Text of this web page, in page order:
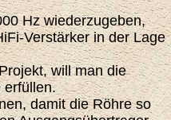
Hz wiederzugeben,
Verstärker in der Lage
will man die
erfüllen.
damit die Röhre so